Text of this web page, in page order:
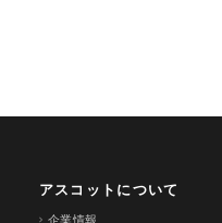
アスコットについて
企業情報